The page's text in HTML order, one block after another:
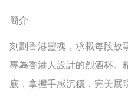
簡介
刻劃香港靈魂，承載每段故
專為香港人設計的烈酒杯。
底，拿握手感沉穩，完美展